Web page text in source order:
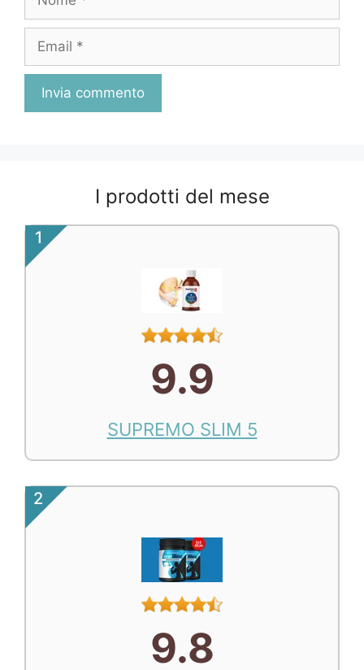
Email
I prodotti del mese
1
9.9
SUPREMO SLIM 5
2
9.8